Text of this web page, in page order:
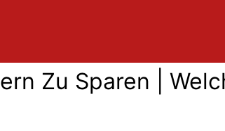
Zu Sparen |